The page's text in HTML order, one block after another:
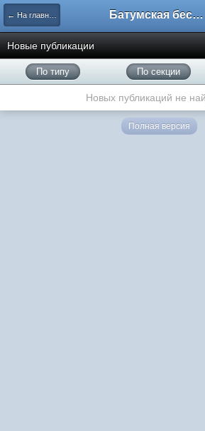
← На главную Батумская беседка
Новые публикации
По типу По секции
Новых публикаций не
Полная версия